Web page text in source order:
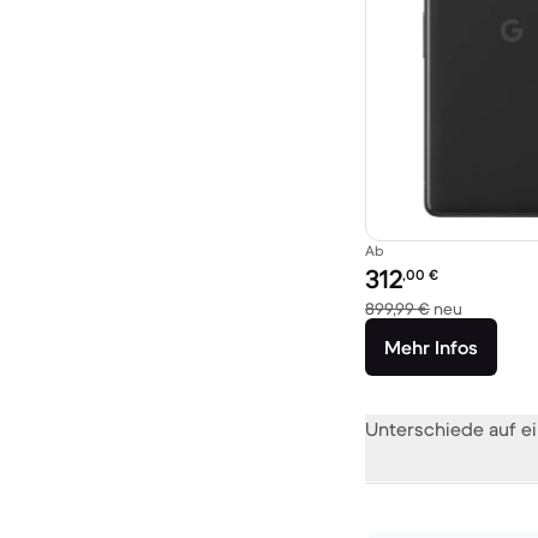
Ab
Preis des erneuerten
312,00 €
899,99 € neu
Mehr Infos
Unterschiede auf